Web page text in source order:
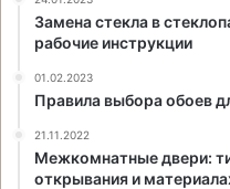
Замена стекла в
рабочие инструкции
01.02.2023
Правила выбора обоев
21.11.2022
Межкомнатные двери:
открывания и